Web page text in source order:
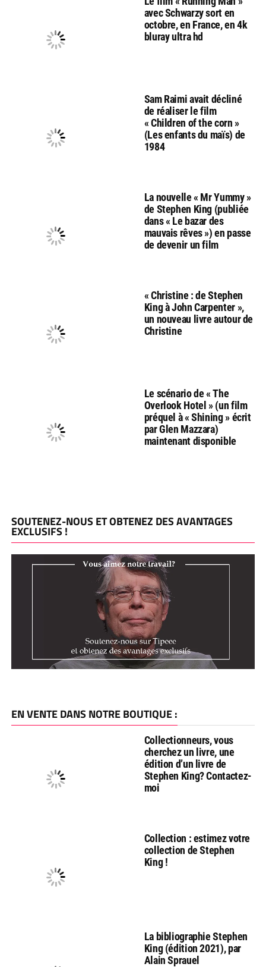
avec Schwarzy sort en
octobre, en France, en 4k
bluray ultra hd
Sam Raimi avait décliné
de réaliser le film
« Children of the corn »
(Les enfants du maïs) de
1984
La nouvelle « Mr Yummy »
de Stephen King (publiée
dans « Le bazar des
mauvais rêves ») en passe
de devenir un film
« Christine : de Stephen
King à John Carpenter »,
un nouveau livre autour de
Christine
Le scénario de « The
Overlook Hotel » (un film
préquel à « Shining » écrit
par Glen Mazzara)
maintenant disponible
SOUTENEZ-NOUS ET OBTENEZ DES AVANTAGES
EXCLUSIFS !
EN VENTE DANS NOTRE BOUTIQUE :
Collectionneurs, vous
cherchez un livre, une
édition d’un livre de
Stephen King? Contactez-
moi
Collection : estimez votre
collection de Stephen
King !
La bibliographie Stephen
King (édition 2021), par
Alain Sprauel